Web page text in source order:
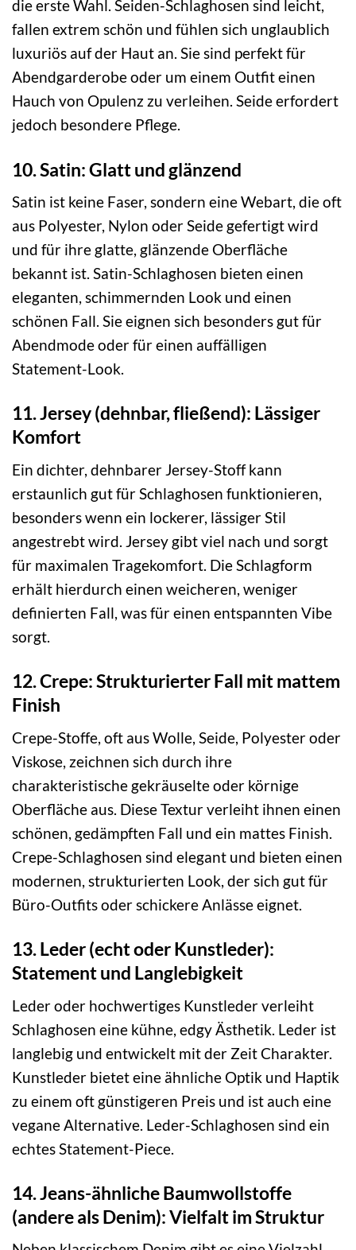
die erste Wahl. Seiden-Schlaghosen sind leicht,
fallen extrem schön und fühlen sich unglaublich
luxuriös auf der Haut an. Sie sind perfekt für
Abendgarderobe oder um einem Outfit einen
Hauch von Opulenz zu verleihen. Seide erfordert
jedoch besondere Pflege.
10. Satin: Glatt und glänzend
Satin ist keine Faser, sondern eine Webart, die oft
aus Polyester, Nylon oder Seide gefertigt wird
und für ihre glatte, glänzende Oberfläche
bekannt ist. Satin-Schlaghosen bieten einen
eleganten, schimmernden Look und einen
schönen Fall. Sie eignen sich besonders gut für
Abendmode oder für einen auffälligen
Statement-Look.
11. Jersey (dehnbar, fließend): Lässiger
Komfort
Ein dichter, dehnbarer Jersey-Stoff kann
erstaunlich gut für Schlaghosen funktionieren,
besonders wenn ein lockerer, lässiger Stil
angestrebt wird. Jersey gibt viel nach und sorgt
für maximalen Tragekomfort. Die Schlagform
erhält hierdurch einen weicheren, weniger
definierten Fall, was für einen entspannten Vibe
sorgt.
12. Crepe: Strukturierter Fall mit mattem
Finish
Crepe-Stoffe, oft aus Wolle, Seide, Polyester oder
Viskose, zeichnen sich durch ihre
charakteristische gekräuselte oder körnige
Oberfläche aus. Diese Textur verleiht ihnen einen
schönen, gedämpften Fall und ein mattes Finish.
Crepe-Schlaghosen sind elegant und bieten einen
modernen, strukturierten Look, der sich gut für
Büro-Outfits oder schickere Anlässe eignet.
13. Leder (echt oder Kunstleder):
Statement und Langlebigkeit
Leder oder hochwertiges Kunstleder verleiht
Schlaghosen eine kühne, edgy Ästhetik. Leder ist
langlebig und entwickelt mit der Zeit Charakter.
Kunstleder bietet eine ähnliche Optik und Haptik
zu einem oft günstigeren Preis und ist auch eine
vegane Alternative. Leder-Schlaghosen sind ein
echtes Statement-Piece.
14. Jeans-ähnliche Baumwollstoffe
(andere als Denim): Vielfalt im Struktur